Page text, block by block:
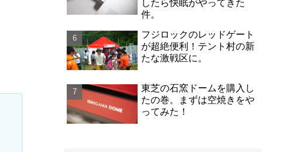
したら快眠がやってきた
件。
フジロックのレッドゲート
が超絶便利！テント村の新
たな激戦区に。
東芝の石窯ドームを購入し
たの巻。まずは空焼きをや
ってみた！